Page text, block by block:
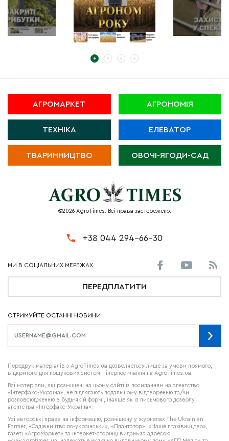
АГРОМАРКЕТ АГРОНОМІЯ
ТЕХНІКА ЕЛЕВАТОР
ТВАРИННИЦТВО ОВОЧІ-ЯГОДИ-САД
©2026 AgroTimes. Всі права застережено.
+38 044 294-66-30
ПЕРЕДПЛАТИТИ
ОТРИМУЙТЕ ОСТАННІ НОВИНИ
Передрук матеріалів з AgroTimes.ua дозволяється лише за умови прямого,
відкритого для пошукових систем, гіперпосилання на AgroTimes.ua.
Всі матеріали, які розміщені на цьому сайті із посиланням на агентство
«Інтерфакс-Україна», не підлягають подальшому відтворенню та/чи
розповсюдженню в будь-якій формі, інакше як із письмового дозволу
агентства «Інтерфакс-Україна».
Усі авторські права на інформацію, розміщену у журналах The Ukrainian
Farmer , «Садівництво по-українськи», «Плантатор», «Наше птахівництво»,
газеті «АгроМаркет» та інтернет-сторінці видань за адресою